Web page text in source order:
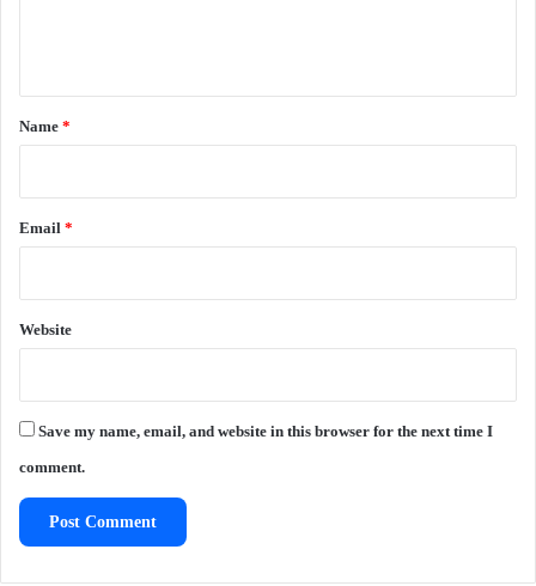
*
Name *
Email *
Website
Save my name, email, and website in this browser for the next time I
comment.